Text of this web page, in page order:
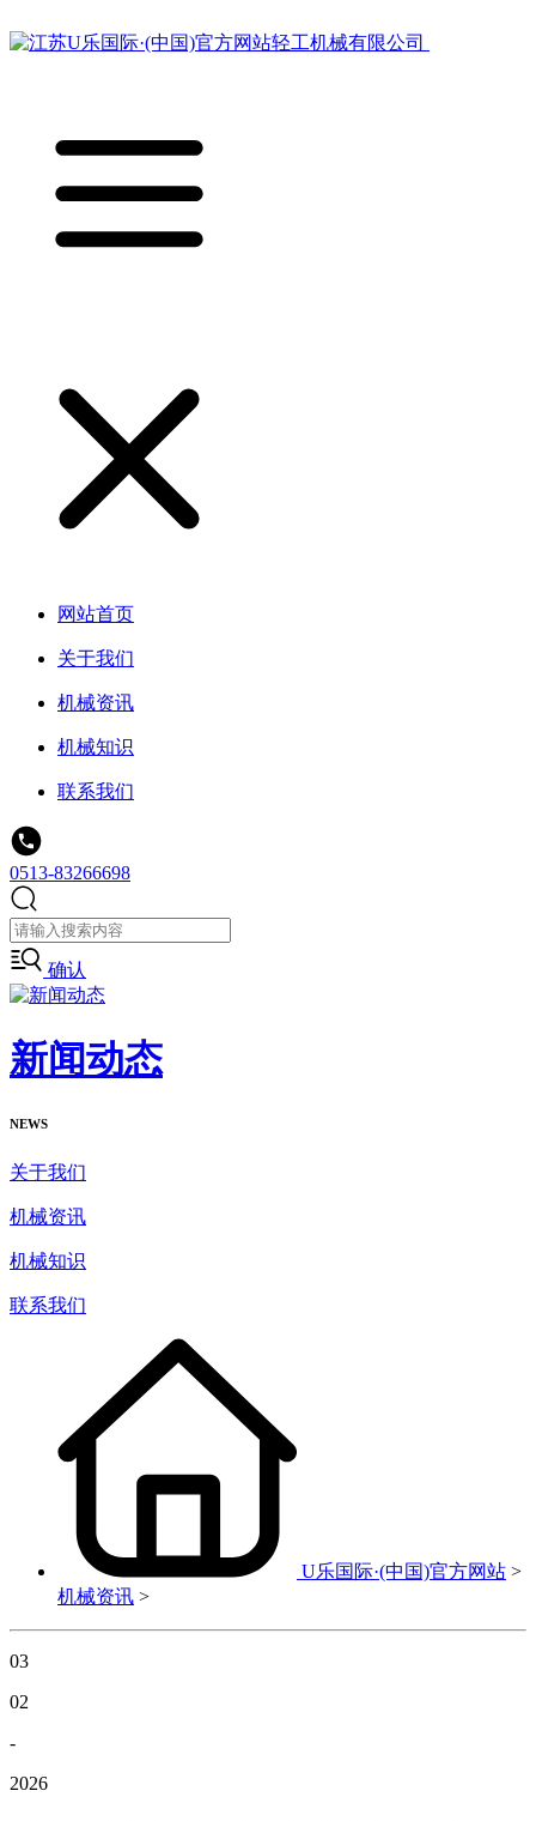
网站首页
关于我们
机械资讯
机械知识
联系我们
0513-83266698
确认
新闻动态
NEWS
关于我们
机械资讯
机械知识
联系我们
U乐国际·(中国)官方网站 >
机械资讯 >
03
02
-
2026